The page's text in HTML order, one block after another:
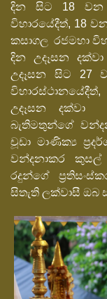
දින සිට 18 වන
විහාරයේදීත්, 18
කසාගල රජමහා
දින උදෑසන
උදෑසන සිට 27
උදෑසන දක්වා
බැතිමතුන්ගේ
චූඩා මාණික්‍ය
වන්දනාකර කුසල්
රදුන්ගේ
සිතැති ලක්වාසී ඔබ